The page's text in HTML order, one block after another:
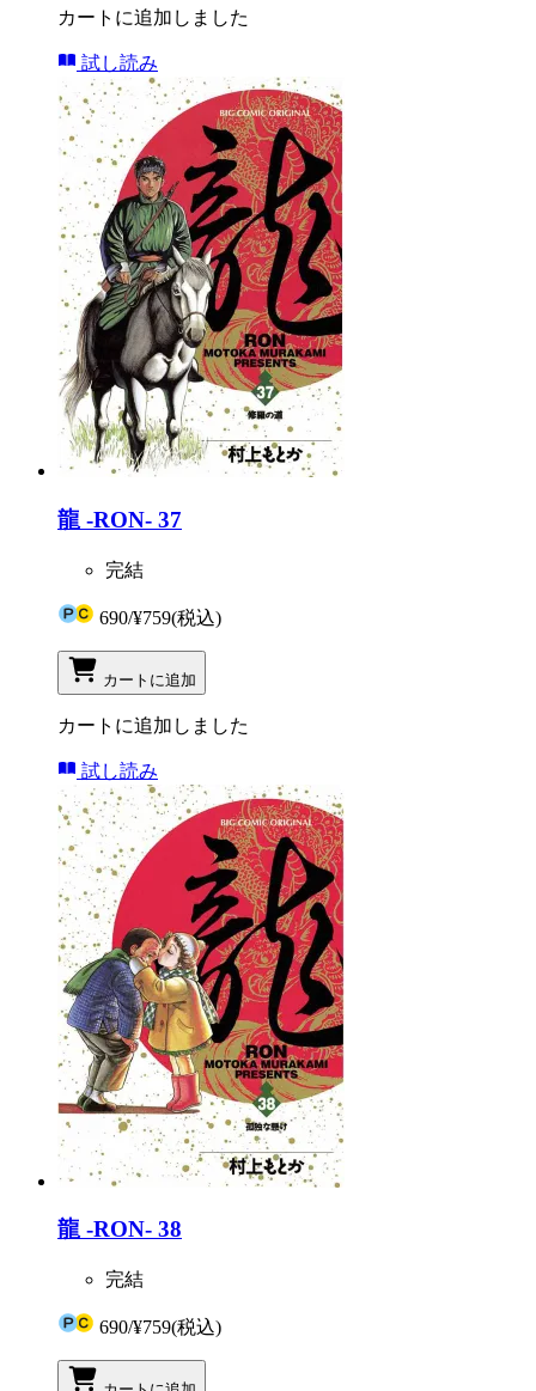
カートに追加しました
試し読み
龍 -RON- 37
完結
690/¥759(税込)
カートに追加
カートに追加しました
試し読み
龍 -RON- 38
完結
690/¥759(税込)